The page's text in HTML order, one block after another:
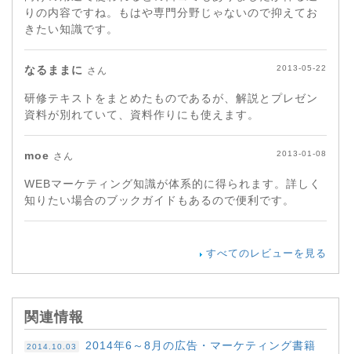
りの内容ですね。もはや専門分野じゃないので抑えてお
きたい知識です。
なるままに さん 2013-05-22
研修テキストをまとめたものであるが、解説とプレゼン
資料が別れていて、資料作りにも使えます。
moe さん 2013-01-08
WEBマーケティング知識が体系的に得られます。詳しく
知りたい場合のブックガイドもあるので便利です。
すべてのレビューを見る
関連情報
2014.10.03
2014年6～8月の広告・マーケティング書籍